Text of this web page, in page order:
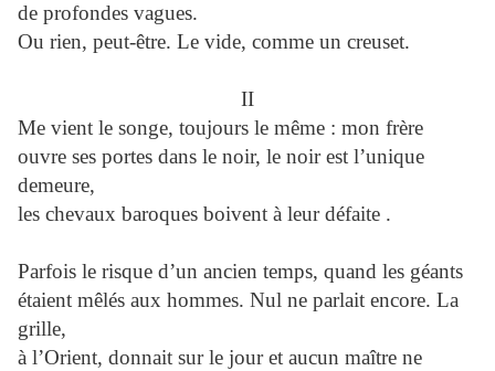
de profondes vagues.
Ou rien, peut-être. Le vide, comme un creuset.
II
Me vient le songe, toujours le même : mon frère
ouvre ses portes dans le noir, le noir est l’unique
demeure,
les chevaux baroques boivent à leur défaite .
Parfois le risque d’un ancien temps, quand les géants
étaient mêlés aux hommes. Nul ne parlait encore. La
grille,
à l’Orient, donnait sur le jour et aucun maître ne